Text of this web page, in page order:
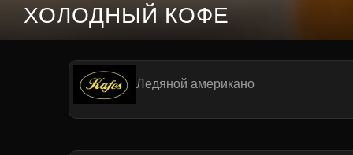
ХОЛОДНЫЙ КОФЕ
Ледяной американо